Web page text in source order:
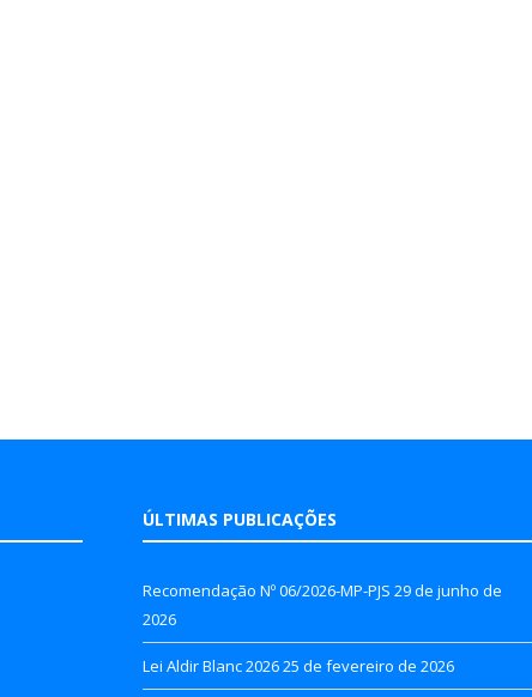
ÚLTIMAS PUBLICAÇÕES
Recomendação Nº 06/2026-MP-PJS 29 de junho de
2026
Lei Aldir Blanc 202625 de fevereiro de 2026